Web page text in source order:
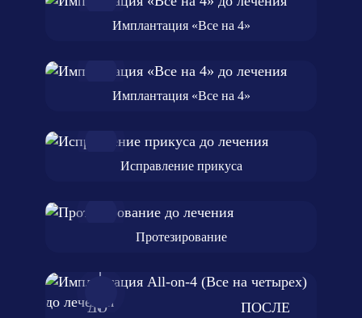
Имплантация «Все на 4»
Имплантация «Все на 4»
Исправление прикуса
Протезирование